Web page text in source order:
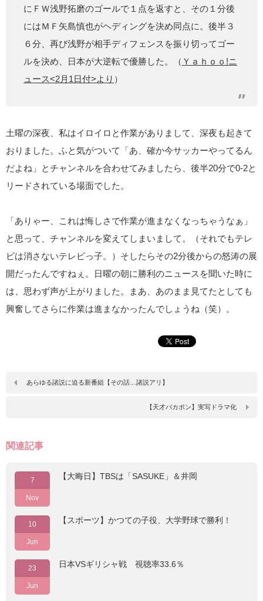
にＦＷ浅野拓磨のゴールで１点を返すと、その１分後
にはＭＦ矢島慎也がヘディングを決め同点に。後半３
６分、再び浅野が相手ディフェンスを振り切ってゴー
ルを決め、日本が大逆転で優勝した。（ Ｙａｈｏｏ!ニ
ュース<2月1日付>より ）
土曜の深夜、私はイロイロと作業がありまして、深夜も起きて
おりました。ふと気がついて「あ、確か今サッカーやってるん
だよね」とチャンネルを合わせてみましたら、後半20分で0-2と
リードされている場面でした。
「ありゃー、これは悔しさで作業が進まなくなっちゃうなぁ」
と思って、チャンネルを変えてしまいまして。（それでもテレ
ビは消さないテレビっ子。）そしたらその2分後からの怒涛の展
開だったんですねぇ。日曜の朝に勝利のニュースを聞いた時に
は、思わず声が上がりました。まあ、あのまま見てたとしても
興奮してさらに作業は進まなかったんでしょうね（笑）。
あらゆる諸説に迫る新番組【その話…諸説アリ】
【天才バカボン】実写ドラマ化
関連記事
7
Nov
【大晦日】TBSは「SASUKE」＆井岡
10
Jun
【スポーツ】かつての子役、大学野球で勝利！
23
Jun
日本VSギリシャ戦 視聴率33.6％